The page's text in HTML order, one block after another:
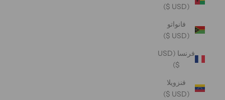
(USD $)
فانواتو
(USD $)
فرنسا (USD
$)
فنزويلا
(USD $)